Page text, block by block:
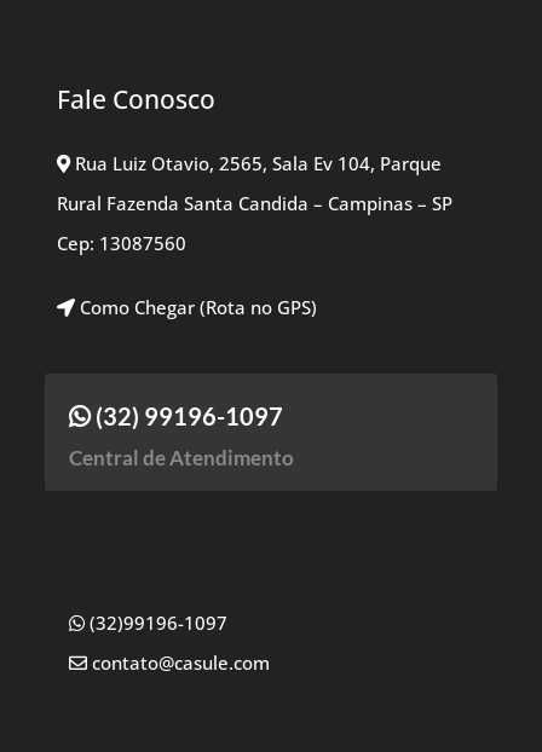
Fale Conosco
Rua Luiz Otavio, 2565, Sala Ev 104, Parque
Rural Fazenda Santa Candida – Campinas – SP
Cep: 13087560
Como Chegar (Rota no GPS)
(32) 99196-1097
Central de Atendimento
(32)99196-1097
contato@casule.com